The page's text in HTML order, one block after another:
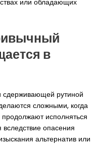
или обладающих
в
сдерживающей рутиной
сложными, когда
исполняться
опасения
альтернатив или